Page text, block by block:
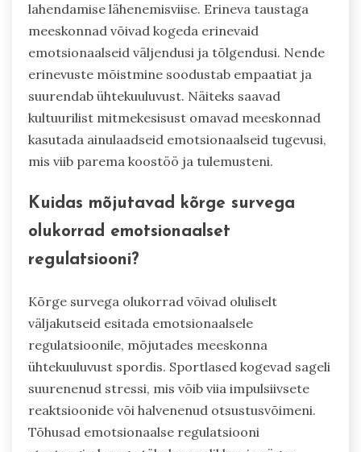
lahendamise lähenemisviise. Erineva taustaga
meeskonnad võivad kogeda erinevaid
emotsionaalseid väljendusi ja tõlgendusi. Nende
erinevuste mõistmine soodustab empaatiat ja
suurendab ühtekuuluvust. Näiteks saavad
kultuurilist mitmekesisust omavad meeskonnad
kasutada ainulaadseid emotsionaalseid tugevusi,
mis viib parema koostöö ja tulemusteni.
Kuidas mõjutavad kõrge survega
olukorrad emotsionaalset
regulatsiooni?
Kõrge survega olukorrad võivad oluliselt
väljakutseid esitada emotsionaalsele
regulatsioonile, mõjutades meeskonna
ühtekuuluvust spordis. Sportlased kogevad sageli
suurenenud stressi, mis võib viia impulsiivsete
reaktsioonide või halvenenud otsustusvõimeni.
Tõhusad emotsionaalse regulatsiooni